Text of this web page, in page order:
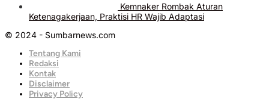
Kemnaker Rombak Aturan
Ketenagakerjaan, Praktisi HR Wajib Adaptasi
© 2024 - Sumbarnews.com
Tentang Kami
Redaksi
Kontak
Disclaimer
Privacy Policy